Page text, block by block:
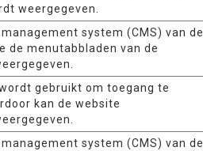
weergegeven.
system (CMS) van de
de menutabbladen van de
gebruikt om toegang te
kan de website
system (CMS) van de